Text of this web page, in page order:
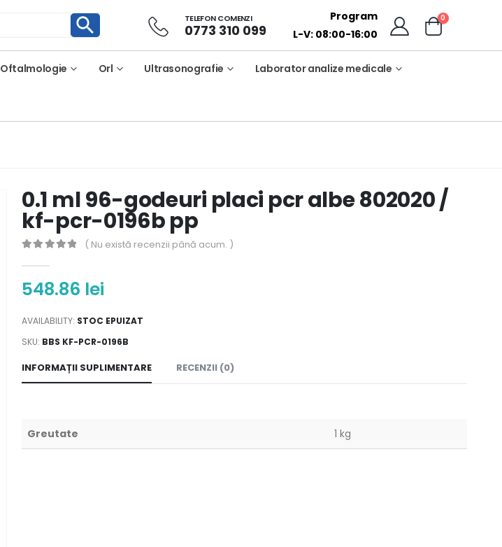
TELEFON COMENZI
0773 310 099
Program
L-V: 08:00-16:00
0
Oftalmologie Orl Ultrasonografie Laborator analize medicale
0.1 ml 96-godeuri placi pcr albe 802020 /
kf-pcr-0196b pp
( Nu există recenzii până acum. )
548.86 lei
AVAILABILITY: STOC EPUIZAT
SKU: BBS KF-PCR-0196B
INFORMAȚII SUPLIMENTARE RECENZII (0)
Greutate 1 kg